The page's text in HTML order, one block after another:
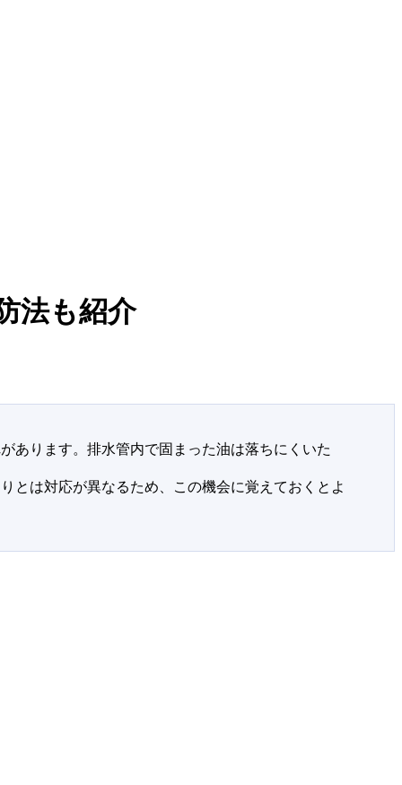
法も紹介
あります。排水管内で固まった油は落ちにくいた
とは対応が異なるため、この機会に覚えておくとよ